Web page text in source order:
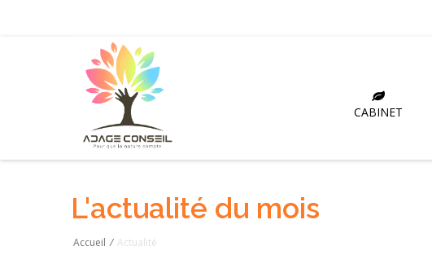
CABINET
L'actualité du mois
Accueil / Actualité